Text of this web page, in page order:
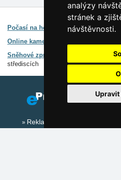
analýzy
stránek a
návštěvnosti.
Zajímavé
Počasí na horách
Předpovědi počasí
Online kamery Jeseníky
Sněhové zpravodajství Jeseníky
střediscích
Reklama na tomto serveru